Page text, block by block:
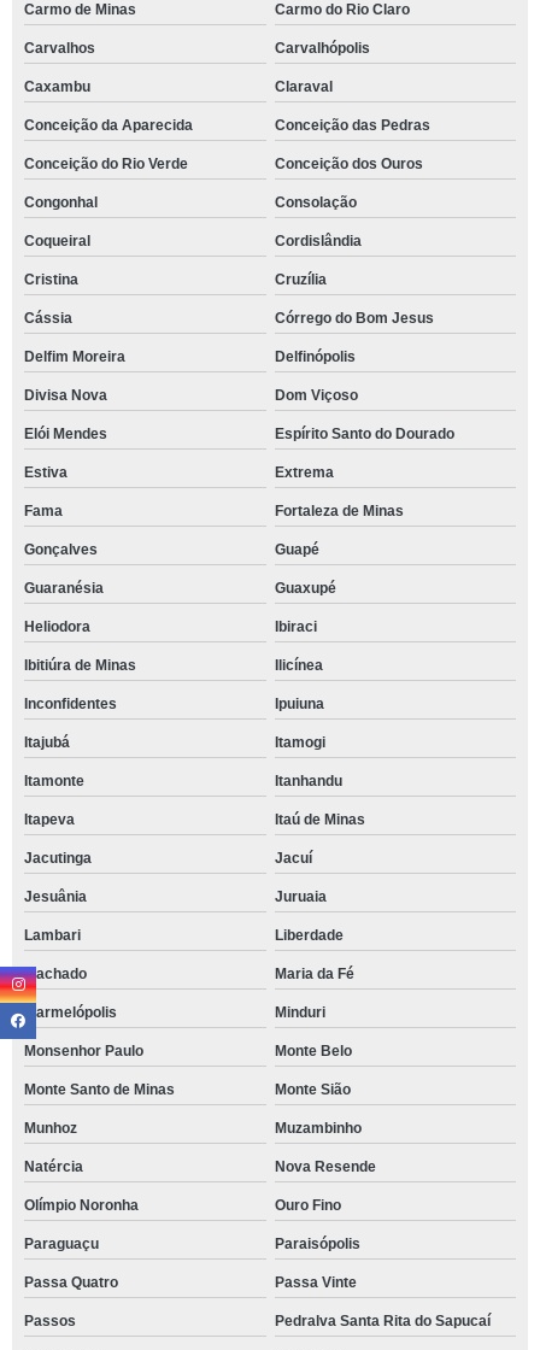
Carmo de Minas Carmo do Rio Claro
Carvalhos Carvalhópolis
Caxambu Claraval
Conceição da Aparecida Conceição das Pedras
Conceição do Rio Verde Conceição dos Ouros
Congonhal Consolação
Coqueiral Cordislândia
Cristina Cruzília
Cássia Córrego do Bom Jesus
Delfim Moreira Delfinópolis
Divisa Nova Dom Viçoso
Elói Mendes Espírito Santo do Dourado
Estiva Extrema
Fama Fortaleza de Minas
Gonçalves Guapé
Guaranésia Guaxupé
Heliodora Ibiraci
Ibitiúra de Minas Ilicínea
Inconfidentes Ipuiuna
Itajubá Itamogi
Itamonte Itanhandu
Itapeva Itaú de Minas
Jacutinga Jacuí
Jesuânia Juruaia
Lambari Liberdade
Machado Maria da Fé
Marmelópolis Minduri
Monsenhor Paulo Monte Belo
Monte Santo de Minas Monte Sião
Munhoz Muzambinho
Natércia Nova Resende
Olímpio Noronha Ouro Fino
Paraguaçu Paraisópolis
Passa Quatro Passa Vinte
Passos Pedralva Santa Rita do Sapucaí